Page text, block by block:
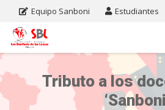
Equipo Sanboni Estudiantes
Tributo a los